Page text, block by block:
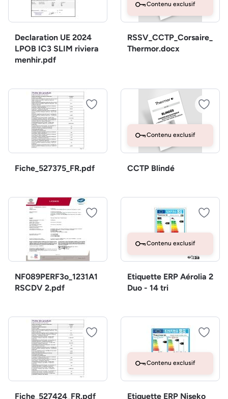
Declaration UE 2024
LPOB IC3 SLIM riviera
menhir.pdf
Contenu exclusif
RSSV_CCTP_Corsaire_
Thermor.docx
Fiche_527375_FR.pdf
Contenu exclusif
CCTP Blindé
NF089PERF3o_1231A1
RSCDV 2.pdf
Contenu exclusif
Etiquette ERP Aérolia 2
Duo - 14 tri
Fiche_527424_FR.pdf
Contenu exclusif
Etiquette ERP Niseko